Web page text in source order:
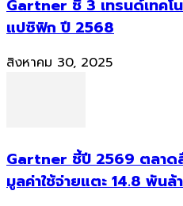
Gartner ชี้ 3 เทรนด์เทคโ
แปซิฟิก ปี 2568
สิงหาคม 30, 2025
Gartner ชี้ปี 2569 ตลาด
มูลค่าใช้จ่ายแตะ 14.8 พัน